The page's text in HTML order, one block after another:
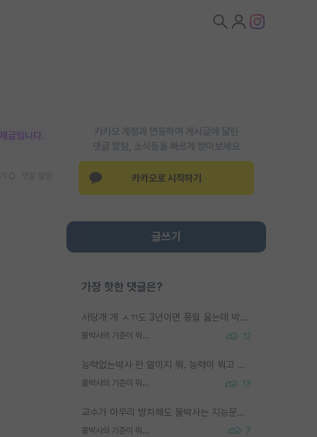
카카오 계정과 연동하여 게시글에 달린
댓글 알람, 소식등을 빠르게 받아보세요
카카오로 시작하기
글쓰기
가장 핫한 댓글은?
서당개 개 ㅅㄲ도 3년이면 풍월 읊는데 박사 5년 이상 대리고 있으면서 물된건 교수 탓 맞는ㄱ게 거기가 서당이 아니란 소리임
물박사의 기준이 뭐임? 12
능력없는박사 란 말이지 뭐. 능력이 뭐고 능력이 있다는게 뭔지는 사람마다 기준이 다르니까 얘기해봐야 서로 자기 기준만 얘기해서 논쟁이 끝이 안나고. 주위에서 능력있고 야심있는 신입생이 교수가 유의미한 피드백을 아예 안주면서 제대로된 과제에 참여해볼 기회도 제공하지 않고 잡일 뺑뺑이만 돌려서 맨날 단순작업만 하면서 밤새다가 눈빛이 점점 죽어가는걸 본 사람은 물박사는 교수탓이라고 하고, 교수는 이것저것 알려도 주고 기회도 주고 사수 동기 붙여주면서 어떻게든 끌고가려고 하는데 본인이 매일 뺀질거리면서 출근 하는둥마는둥 하다가 기껏 와서도 폰이나 쳐다보다가 실험 망치고 저녁약속있어서 먼저 가볼게요~ 하는걸 본 사람은 물박사는 본인탓이라고 함.
물박사의 기준이 뭐임? 13
교수가 아무리 방치해도 물박사는 지능문제고 본인 의지 문제임. 만물 교수탓 하는 애들이 이상한거임.
물박사의 기준이 뭐임? 7
글입니다.